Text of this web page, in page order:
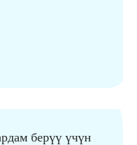
берүү үчүн